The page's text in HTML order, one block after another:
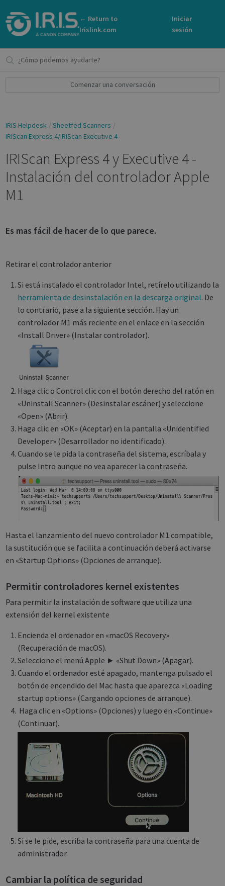
← Return to
Irislink.com
Iniciar
sesión
Comenzar una conversación
IRIS Helpdesk
Sheetfed Scanners
IRIScan Express 4/IRIScan Executive 4
IRIScan Express 4 y Executive 4 -
Instalación del controlador Apple
M1
Es mas fácil de hacer de lo que parece.
Retirar el controlador anterior
Si está instalado el controlador Intel, retírelo utilizando la
herramienta de desinstalación en la descarga original. De
lo contrario, pase a la siguiente sección. Hay un
controlador M1 más reciente en el enlace en la sección
«Install Driver» (Instalar controlador).
Haga clic o Control clic con el botón derecho del ratón en
«Uninstall Scanner» (Desinstalar escáner) y seleccione
«Open» (Abrir).
Haga clic en «OK» (Aceptar) en la pantalla «Unidentified
Developer» (Desarrollador no identificado).
Cuando se le pida la contraseña del sistema, escríbala y
pulse Intro aunque no vea aparecer la contraseña.
Hasta el lanzamiento del nuevo controlador M1 compatible,
la sustitución que se facilita a continuación deberá activarse
en «Startup Options» (Opciones de arranque).
Permitir controladores kernel existentes
Para permitir la instalación de software que utiliza una
extensión del kernel existente
Encienda el ordenador en «macOS Recovery»
(Recuperación de macOS).
Seleccione el menú Apple ► «Shut Down» (Apagar).
Cuando el ordenador esté apagado, mantenga pulsado el
botón de encendido del Mac hasta que aparezca «Loading
startup options» (Cargando opciones de arranque).
Haga clic en «Options» (Opciones) y luego en «Continue»
(Continuar).
Si se le pide, escriba la contraseña para una cuenta de
administrador.
Cambiar la política de seguridad